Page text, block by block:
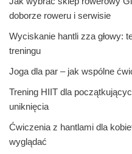
doborze roweru i serwisie
Wyciskanie hantli zza głowy:
treningu
Joga dla par – jak wspólne
Trening HIIT dla
uniknięcia
Ćwiczenia z hantlami dla
wyglądać